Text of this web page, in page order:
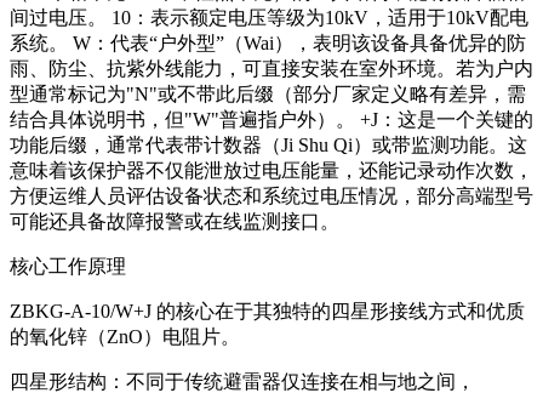
间过电压。 10：表示额定电压等级为10kV，适用于10kV配电
系统。 W：代表“户外型”（Wai），表明该设备具备优异的防
雨、防尘、抗紫外线能力，可直接安装在室外环境。若为户内
型通常标记为"N"或不带此后缀（部分厂家定义略有差异，需
结合具体说明书，但"W"普遍指户外）。 +J：这是一个关键的
功能后缀，通常代表带计数器（Ji Shu Qi）或带监测功能。这
意味着该保护器不仅能泄放过电压能量，还能记录动作次数，
方便运维人员评估设备状态和系统过电压情况，部分高端型号
可能还具备故障报警或在线监测接口。
核心工作原理
ZBKG-A-10/W+J 的核心在于其独特的四星形接线方式和优质
的氧化锌（ZnO）电阻片。
四星形结构：不同于传统避雷器仅连接在相与地之间，